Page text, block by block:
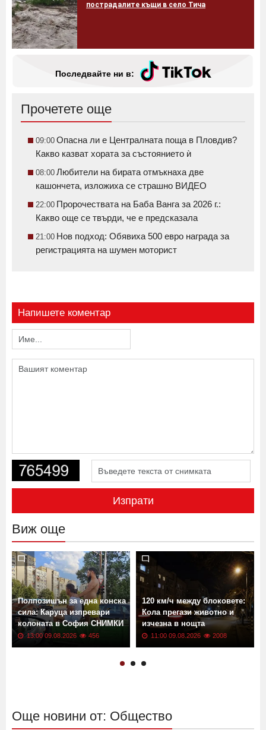
пострадалите къщи в село Тича
Последвайте ни в:
Прочетете още
09:00 Опасна ли е Централната поща в Пловдив?
Какво казват хората за състоянието ѝ
08:00 Любители на бирата отмъкнаха две
кашончета, изложиха се страшно ВИДЕО
22:00 Пророчествата на Баба Ванга за 2026 г.:
Какво още се твърди, че е предсказала
21:00 Нов подход: Обявиха 500 евро награда за
регистрацията на шумен моторист
Напишете коментар
Изпрати
Виж още
Полпозишън за една конска
сила: Каруца изпревари
колоната в София СНИМКИ
13:00 09.08.2026 456
120 км/ч между блоковете:
Кола прегази животно и
изчезна в нощта
11:00 09.08.2026 2008
Още новини от: Общество